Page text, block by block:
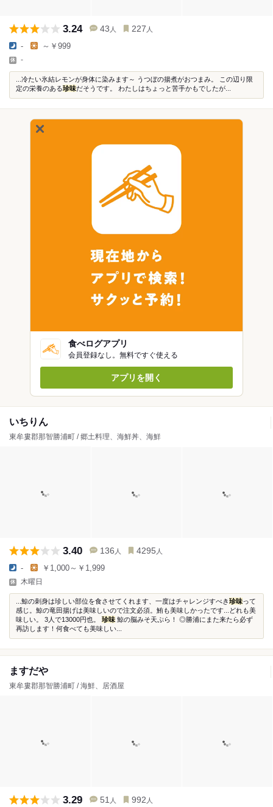
3.24 43 人 227 人
- ～￥999
-
...冷たい氷結レモンが身体に染みます～ うつぼの揚煮がおつまみ。 この辺り限
定の栄養のある珍味だそうです。 わたしはちょっと苦手かもでしたが...
食べログアプリ
会員登録なし。無料ですぐ使える
アプリを開く
いちりん
東牟婁郡那智勝浦町 / 郷土料理、海鮮丼、海鮮
3.40 136 人 4295 人
- ￥1,000～￥1,999
木曜日
...鯨の刺身は珍しい部位を食させてくれます、一度はチャレンジすべき珍味って
感じ。鯨の竜田揚げは美味しいので注文必須。鮪も美味しかったです...どれも美
味しい。 3人で13000円也。 珍味 鯨の脳みそ天ぷら！ ◎勝浦にまた来たら必ず
再訪します！何食べても美味しい...
ますだや
東牟婁郡那智勝浦町 / 海鮮、居酒屋
3.29 51 人 992 人